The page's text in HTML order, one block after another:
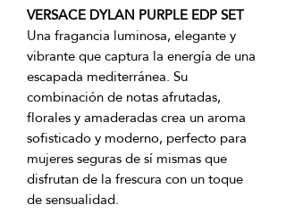
VERSACE DYLAN PURPLE EDP SET
Una fragancia luminosa, elegante y
vibrante que captura la energía de una
escapada mediterránea. Su
combinación de notas afrutadas,
florales y amaderadas crea un aroma
sofisticado y moderno, perfecto para
mujeres seguras de sí mismas que
disfrutan de la frescura con un toque
de sensualidad.